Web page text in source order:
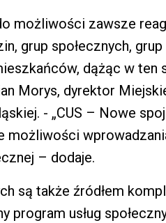
możliwości zawsze
grup społecznych,
dążąc w
Morys, dyrektor
- „CUS – Nowe
– dodaje.
są także źródłem
program usług